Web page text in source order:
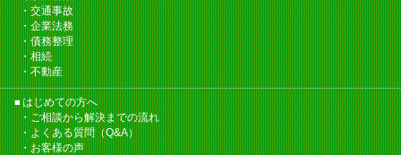
交通事故
企業法務
債務整理
相続
不動産
はじめての方へ
ご相談から解決までの流れ
よくある質問（Q&A）
お客様の声